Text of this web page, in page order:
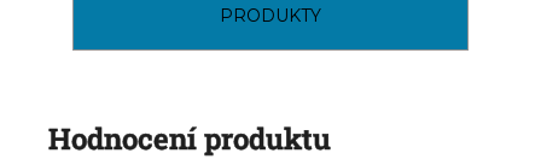
PRODUKTY
Hodnocení produktu